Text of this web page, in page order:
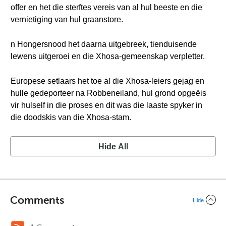
offer en het die sterftes vereis van al hul beeste en die
vernietiging van hul graanstore.
n Hongersnood het daarna uitgebreek, tienduisende
lewens uitgeroei en die Xhosa-gemeenskap verpletter.
Europese setlaars het toe al die Xhosa-leiers gejag en
hulle gedeporteer na Robbeneiland, hul grond opgeëis
vir hulself in die proses en dit was die laaste spyker in
die doodskis van die Xhosa-stam.
Hide All
Comments Hide